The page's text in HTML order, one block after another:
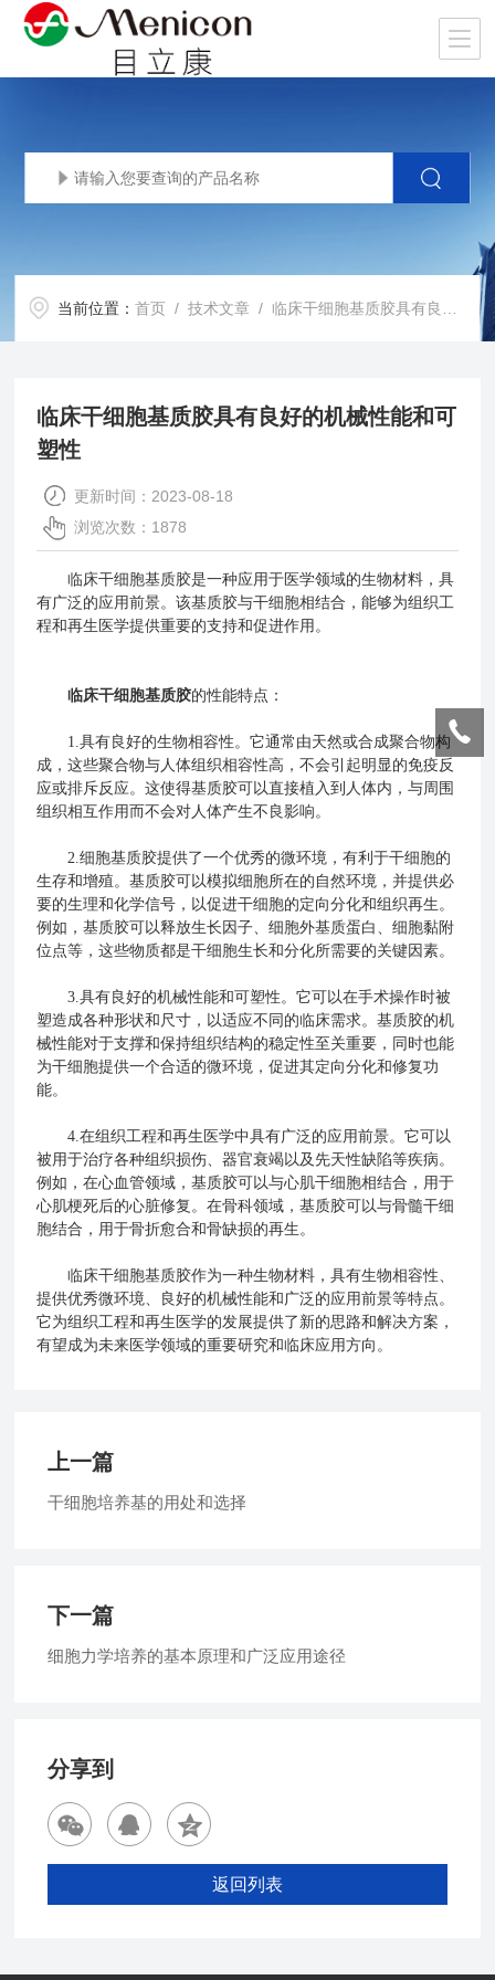
当前位置：首页 /技术文章 / 临床干细胞基质胶具有良好的机械性能和可塑性
临床干细胞基质胶具有良好的机械性能和可
塑性
更新时间：2023-08-18
浏览次数：1878
临床干细胞基质胶是一种应用于医学领域的生物材料，具
有广泛的应用前景。该基质胶与干细胞相结合，能够为组织工
程和再生医学提供重要的支持和促进作用。
临床干细胞基质胶的性能特点：
1.具有良好的生物相容性。它通常由天然或合成聚合物构
成，这些聚合物与人体组织相容性高，不会引起明显的免疫反
应或排斥反应。这使得基质胶可以直接植入到人体内，与周围
组织相互作用而不会对人体产生不良影响。
2.细胞基质胶提供了一个优秀的微环境，有利于干细胞的
生存和增殖。基质胶可以模拟细胞所在的自然环境，并提供必
要的生理和化学信号，以促进干细胞的定向分化和组织再生。
例如，基质胶可以释放生长因子、细胞外基质蛋白、细胞黏附
位点等，这些物质都是干细胞生长和分化所需要的关键因素。
3.具有良好的机械性能和可塑性。它可以在手术操作时被
塑造成各种形状和尺寸，以适应不同的临床需求。基质胶的机
械性能对于支撑和保持组织结构的稳定性至关重要，同时也能
为干细胞提供一个合适的微环境，促进其定向分化和修复功
能。
4.在组织工程和再生医学中具有广泛的应用前景。它可以
被用于治疗各种组织损伤、器官衰竭以及先天性缺陷等疾病。
例如，在心血管领域，基质胶可以与心肌干细胞相结合，用于
心肌梗死后的心脏修复。在骨科领域，基质胶可以与骨髓干细
胞结合，用于骨折愈合和骨缺损的再生。
临床干细胞基质胶作为一种生物材料，具有生物相容性、
提供优秀微环境、良好的机械性能和广泛的应用前景等特点。
它为组织工程和再生医学的发展提供了新的思路和解决方案，
有望成为未来医学领域的重要研究和临床应用方向。
上一篇
干细胞培养基的用处和选择
下一篇
细胞力学培养的基本原理和广泛应用途径
分享到
返回列表